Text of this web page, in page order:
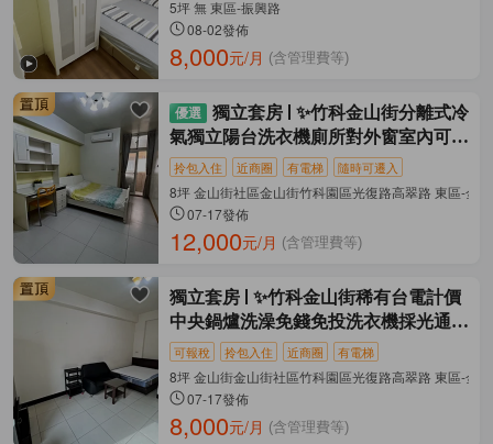
5坪 無 東區-振興路
08-02發佈
8,000元/月 (含管理費等)
獨立套房
✨竹科金山街分離式冷
氣獨立陽台洗衣機廁所對外窗室內可停
機車✨
拎包入住 近商圈 有電梯 隨時可遷入
8坪 金山街社區金山街竹科園區光復路高翠路 東區-金
07-17發佈
12,000元/月 (含管理費等)
獨立套房
✨竹科金山街稀有台電計價
中央鍋爐洗澡免錢免投洗衣機採光通風
佳
可報稅 拎包入住 近商圈 有電梯
8坪 金山街金山街社區竹科園區光復路高翠路 東區-金
07-17發佈
8,000元/月 (含管理費等)